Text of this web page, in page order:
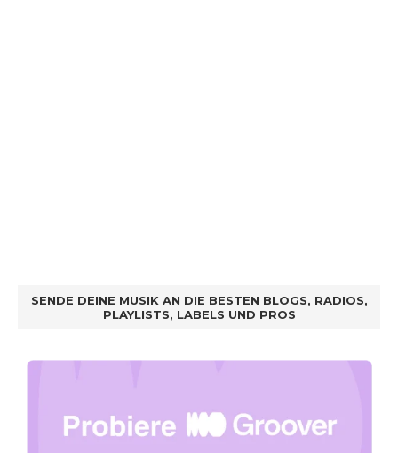
SENDE DEINE MUSIK AN DIE BESTEN BLOGS, RADIOS,
PLAYLISTS, LABELS UND PROS